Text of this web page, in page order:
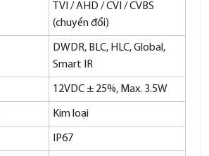
TVI / AHD / CVI / CVBS
(chuyển đổi)
DWDR, BLC, HLC, Global,
Smart IR
12VDC ± 25%, Max. 3.5W
Kim loại
IP67